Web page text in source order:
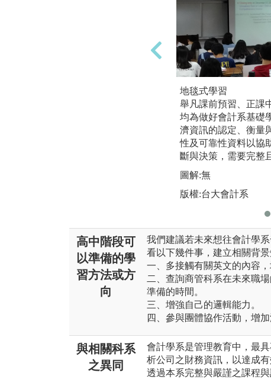
地毯式學習
舉凡課前預習、正課
均為做好會計系基礎
濟資訊的認定、衡量
性及可靠性資料以協
斷與決策，需要完整
圖解:無
版權:台大會計系
高中階段可
以準備的學
習方法或方
向
我們建議若未來想往會計學
看以下幾件事，建立相關背
一、多接觸有關英文的內容
二、查詢商管科系在未來職
準備的時間。
三、增強自己的邏輯能力。
四、參與團體協作活動，增
與相關科系
之異同
會計學系是管理教育中，最
析公司之財務資訊，以達成
透過本系完整與嚴謹之課程